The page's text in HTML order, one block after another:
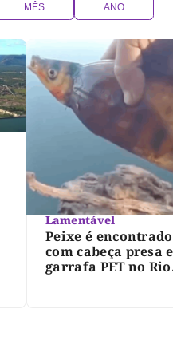
MÊS ANO
Lamentável
Peixe é encontrado
com cabeça presa
garrafa PET no Rio